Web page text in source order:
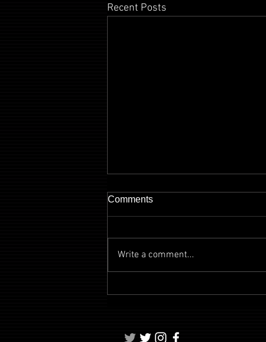
Recent Posts
【MV】唇まで8センチ
Comments
Write a comment...